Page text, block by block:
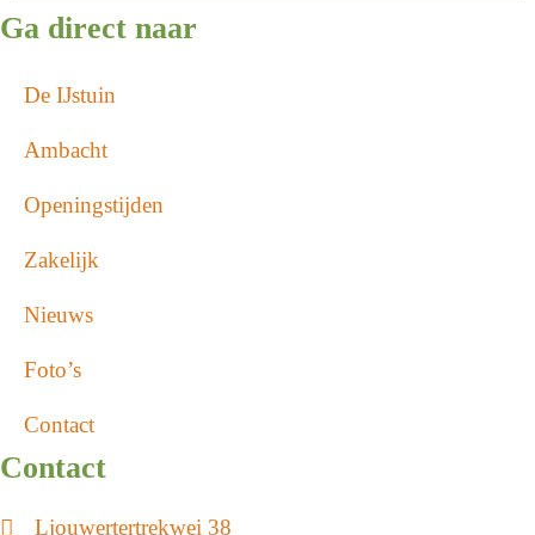
Ga direct naar
De IJstuin
Ambacht
Openingstijden
Zakelijk
Nieuws
Foto’s
Contact
Contact
Ljouwertertrekwei 38